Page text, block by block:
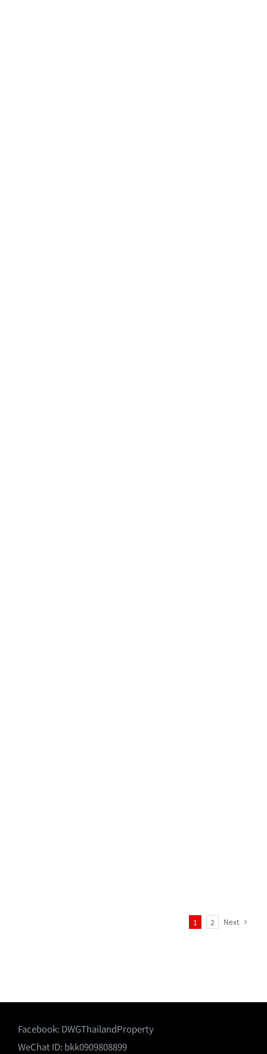
1 2 Next
Facebook: DWGThailandProperty
WeChat ID: bkk0909808899